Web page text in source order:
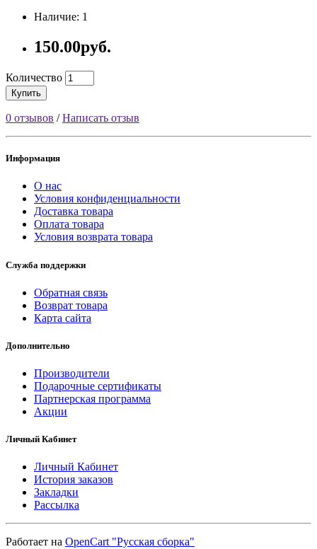
Наличие: 1
150.00руб.
Количество
Купить
0 отзывов /Написать отзыв
Информация
О нас
Условия конфиденциальности
Доставка товара
Оплата товара
Условия возврата товара
Служба поддержки
Обратная связь
Возврат товара
Карта сайта
Дополнительно
Производители
Подарочные сертификаты
Партнерская программа
Акции
Личный Кабинет
Личный Кабинет
История заказов
Закладки
Рассылка
Работает на OpenCart "Русская сборка"